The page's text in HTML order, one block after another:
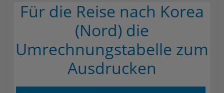
Für die Reise nach Korea
(Nord) die
Umrechnungstabelle zum
Ausdrucken